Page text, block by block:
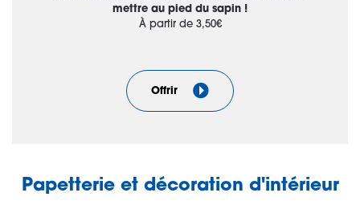
mettre au pied du sapin !
À partir de 3,50€
Offrir
Papetterie et décoration d'intérieur